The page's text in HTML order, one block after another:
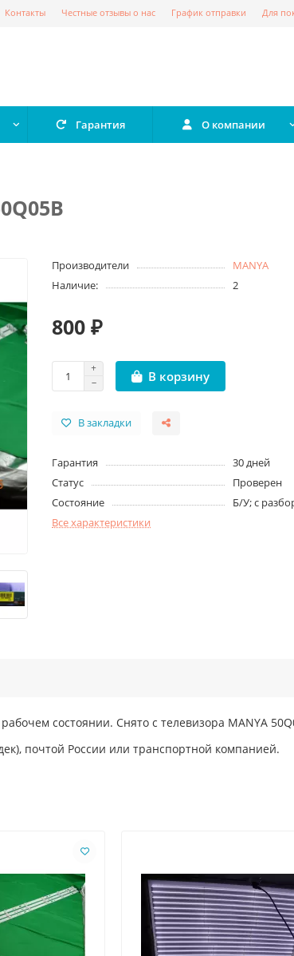
Контакты Честные отзывы о нас График отправки Для
Гарантия О компании
Производители
MANYA
Наличие:
2
800 ₽
В корзину
В закладки
Гарантия
30 дней
Статус
Проверен
Состояние
Б/У; с
Все характеристики
состоянии. Снято с телевизора MANYA
почтой России или транспортной компанией.